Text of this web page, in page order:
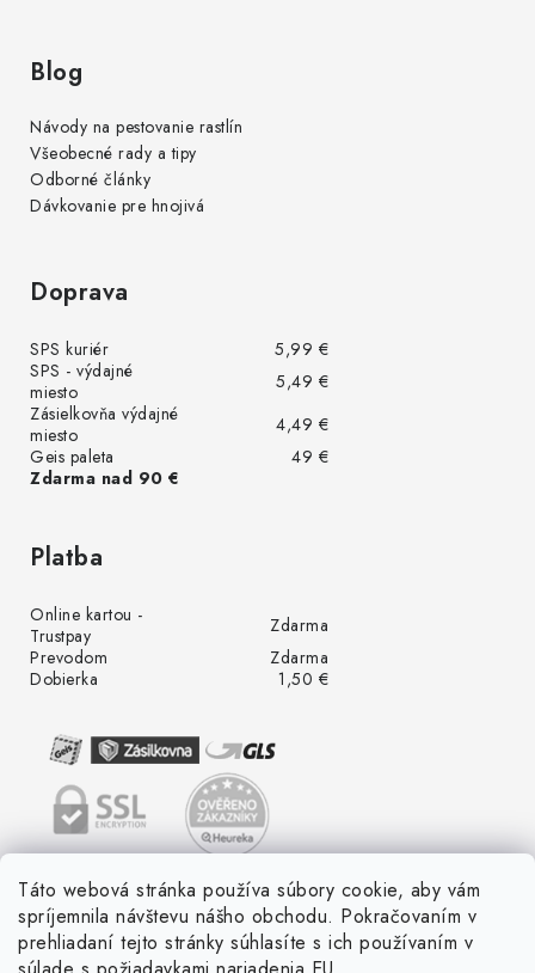
Táto webová stránka používa súbory cookie, aby vám
spríjemnila návštevu nášho obchodu. Pokračovaním v
prehliadaní tejto stránky súhlasíte s ich používaním v
Blog
Návody na pestovanie rastlín
Všeobecné rady a tipy
Odborné články
Dávkovanie pre hnojivá
Doprava
SPS kuriér
5,99 €
SPS - výdajné
miesto
5,49 €
Zásielkovňa výdajné
miesto
4,49 €
Geis paleta
49 €
Zdarma nad 90 €
Platba
Online kartou -
Trustpay
Zdarma
Prevodom
Zdarma
Dobierka
1,50 €